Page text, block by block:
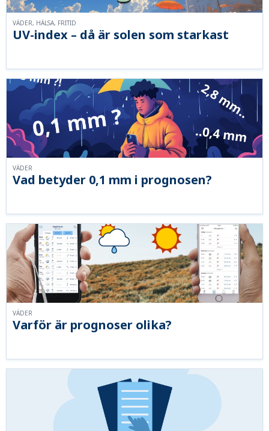
UV-index – då är solen som starkast
VÄDER, HÄLSA, FRITID
Vad betyder 0,1 mm i prognosen?
VÄDER
Varför är prognoser olika?
VÄDER